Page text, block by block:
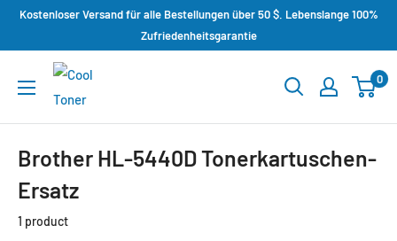
Kostenloser Versand für alle Bestellungen über 50 $. Lebenslange 100%
Zufriedenheitsgarantie
0
Brother HL-5440D Tonerkartuschen-
Ersatz
1 product